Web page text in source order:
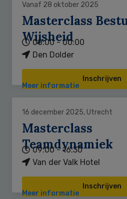
Vanaf 28 oktober 2025
Masterclass
Wijsheid
00:00 - 00:00
Den Dolder
Inschrijven
Meer informatie
16 december 2025, Utrecht
Masterclass
Teamdynamiek
09:00 - 16:30
Van der Valk Hotel
Inschrijven
Meer informatie